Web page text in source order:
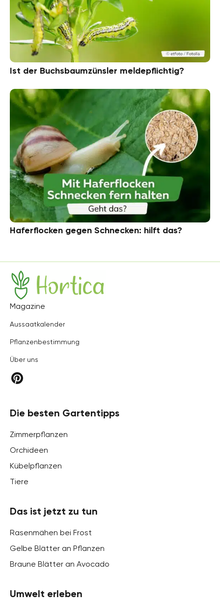
Ist der Buchsbaumzünsler meldepflichtig?
Haferflocken gegen Schnecken: hilft das?
Hortica
Magazine
Aussaatkalender
Pflanzenbestimmung
Über uns
Die besten Gartentipps
Zimmerpflanzen
Orchideen
Kübelpflanzen
Tiere
Das ist jetzt zu tun
Rasenmähen bei Frost
Gelbe Blätter an Pflanzen
Braune Blätter an Avocado
Umwelt erleben